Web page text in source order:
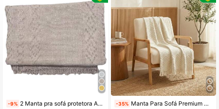
4,87 559 Seguidores
4,87 559 Seguidores
4,87 559 Seguidores
-9% 2 Manta pra sofá protetora Acalanto 2,50x1,80 decorativa 100% algodão -35% Manta Para Sofá Premium Gigante Decorativa Protetora 2,50x1,80 Cru Tambaba